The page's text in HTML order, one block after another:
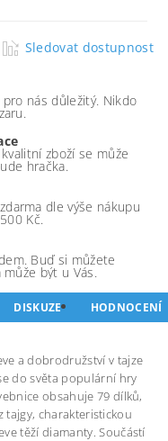
Sledovat dostupnost
nás důležitý. Nikdo
zboží se může
hračka.
dle výše nákupu
Kč.
Buď si můžete
být u Vás.
DISKUZE HODNOCENÍ
a dobrodružství v tajze
do světa populární hry
obsahuje 79 dílků,
tajgy, charakteristickou
těží diamanty. Součástí